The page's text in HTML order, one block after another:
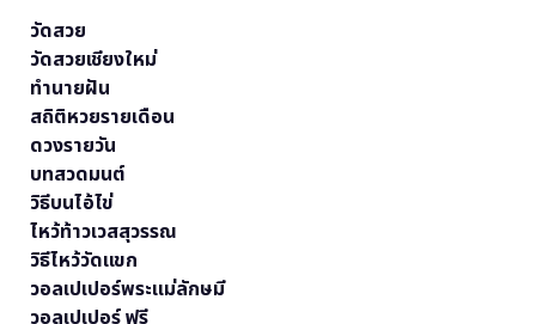
วัดสวย
วัดสวยเชียงใหม่
ทำนายฝัน
สถิติหวยรายเดือน
ดวงรายวัน
บทสวดมนต์
วิธีบนไอ้ไข่
ไหว้ท้าวเวสสุวรรณ
วิธีไหว้วัดแขก
วอลเปเปอร์พระแม่ลักษมี
วอลเปเปอร์ ฟรี